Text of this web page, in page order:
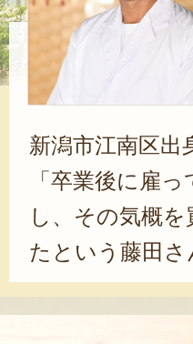
新潟市江南区出
「卒業後に雇
し、その気概
たという藤田
ってもらうの
で7年ほど修行